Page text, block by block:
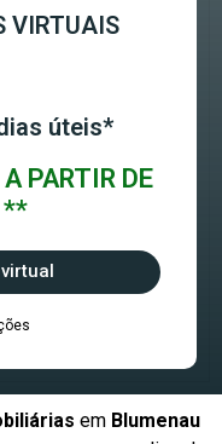
VIRTUAIS
úteis*
PARTIR DE
**
em Blumenau